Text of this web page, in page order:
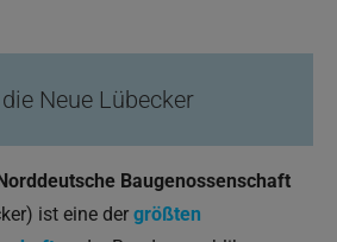
Neue Lübecker
Baugenossenschaft
ist eine der größten